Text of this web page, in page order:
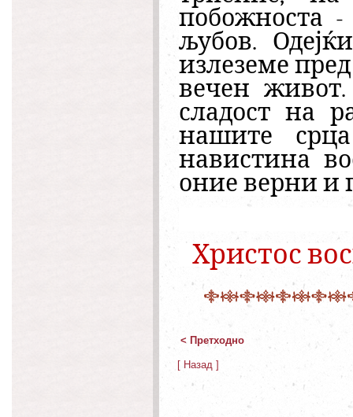
побожноста -
љубов.
излеземе
вечен
сладост на
нашите
навистина
оние верни и
Христос
< Претходно
[ Назад ]